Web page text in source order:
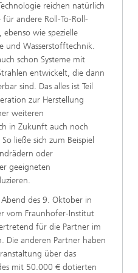
reichen natürlich
andere Roll-To-Roll-
ebenso wie spezielle
und Wasserstofftechnik.
schon Systeme mit
entwickelt, die dann
sind. Das alles ist Teil
zur Herstellung
weiteren
in Zukunft auch noch
ließe sich zum Beispiel
oder
geeigneten
des 9. Oktober in
vom Fraunhofer-Institut
für die Partner im
Die anderen Partner haben
über das
mit 50.000 € dotierten